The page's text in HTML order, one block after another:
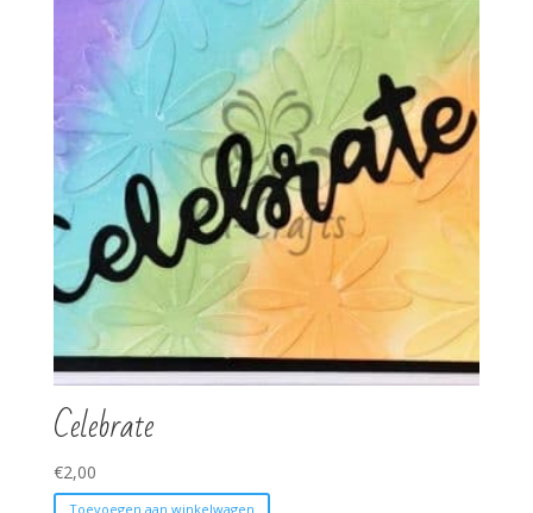
Celebrate
€2,00
Toevoegen aan winkelwagen